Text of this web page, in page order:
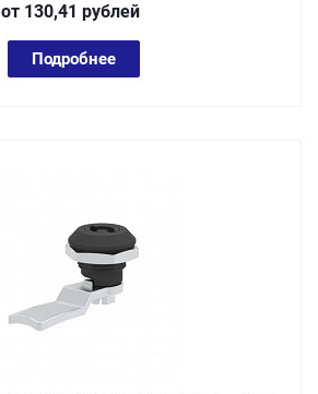
от 130,41 рублей
Подробнее